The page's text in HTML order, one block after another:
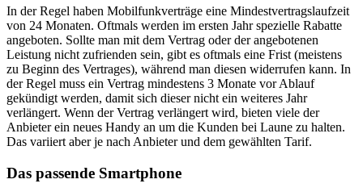
In der Regel haben Mobilfunkverträge eine Mindestvertragslaufzeit
von 24 Monaten. Oftmals werden im ersten Jahr spezielle Rabatte
angeboten. Sollte man mit dem Vertrag oder der angebotenen
Leistung nicht zufrienden sein, gibt es oftmals eine Frist (meistens
zu Beginn des Vertrages), während man diesen widerrufen kann. In
der Regel muss ein Vertrag mindestens 3 Monate vor Ablauf
gekündigt werden, damit sich dieser nicht ein weiteres Jahr
verlängert. Wenn der Vertrag verlängert wird, bieten viele der
Anbieter ein neues Handy an um die Kunden bei Laune zu halten.
Das variiert aber je nach Anbieter und dem gewählten Tarif.
Das passende Smartphone